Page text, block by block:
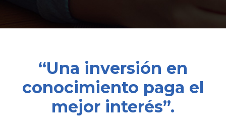
“Una inversión en
conocimiento paga el
mejor interés”.